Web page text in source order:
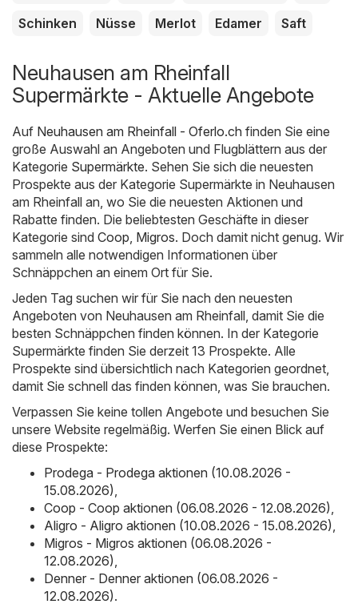
Schinken
Nüsse Merlot Edamer Saft
Neuhausen am Rheinfall
Supermärkte - Aktuelle Angebote
Auf Neuhausen am Rheinfall - Oferlo.ch finden Sie eine
große Auswahl an Angeboten und Flugblättern aus der
Kategorie Supermärkte. Sehen Sie sich die neuesten
Prospekte aus der Kategorie Supermärkte in Neuhausen
am Rheinfall an, wo Sie die neuesten Aktionen und
Rabatte finden. Die beliebtesten Geschäfte in dieser
Kategorie sind Coop Migros. Doch damit nicht genug. Wir
sammeln alle notwendigen Informationen über
Schnäppchen an einem Ort für Sie.
Jeden Tag suchen wir für Sie nach den neuesten
Angeboten von Neuhausen am Rheinfall, damit Sie die
besten Schnäppchen finden können. In der Kategorie
Supermärkte finden Sie derzeit 13 Prospekte. Alle
Prospekte sind übersichtlich nach Kategorien geordnet,
damit Sie schnell das finden können, was Sie brauchen.
Verpassen Sie keine tollen Angebote und besuchen Sie
unsere Website regelmäßig. Werfen Sie einen Blick auf
diese Prospekte:
Prodega - Prodega aktionen (10.08.2026 -
15.08.2026)
Coop - Coop aktionen (06.08.2026 - 12.08.2026)
Aligro - Aligro aktionen (10.08.2026 - 15.08.2026)
Migros - Migros aktionen (06.08.2026 -
12.08.2026)
Denner - Denner aktionen (06.08.2026 -
12.08.2026).